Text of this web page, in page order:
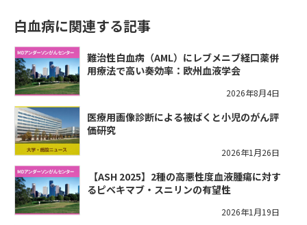
白血病に関連する記事
難治性白血病（AML）にレブメニブ経口薬併
用療法で高い奏効率：欧州血液学会
2026年8月4日
医療用画像診断による被ばくと小児のがん評
価研究
2026年1月26日
​【ASH 2025】2種の高悪性度血液腫瘍に対す
るピベキマブ・スニリンの有望性
2026年1月19日